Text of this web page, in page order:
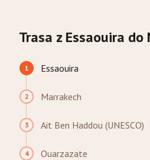
Trasa z Essaouira do
1 Essaouira
2 Marrakech
3 Ait Ben Haddou (UNESCO)
4 Ouarzazate